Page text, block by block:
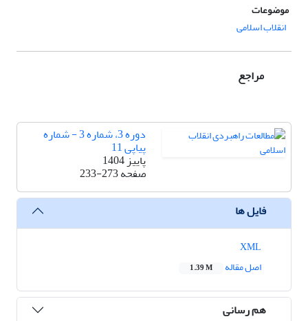
موضوعات
انقلاب اسلامی
مراجع
دوره 3، شماره 3 - شماره
پیاپی 11
پاییز 1404
صفحه233-273
فایل ها
اصل مقاله
1.39 M
هم رسانی